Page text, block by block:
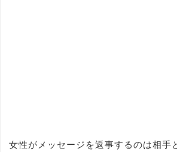
女性がメッセージを返事するのは相手